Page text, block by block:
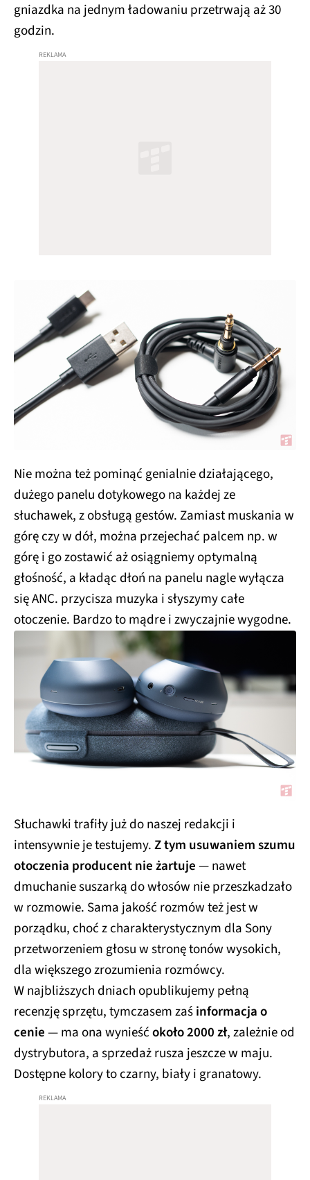
gniazdka na jednym ładowaniu przetrwają aż 30
godzin.
Nie można też pominąć genialnie działającego,
dużego panelu dotykowego na każdej ze
słuchawek, z obsługą gestów. Zamiast muskania w
górę czy w dół, można przejechać palcem np. w
górę i go zostawić aż osiągniemy optymalną
głośność, a kładąc dłoń na panelu nagle wyłącza
się ANC. przycisza muzyka i słyszymy całe
otoczenie. Bardzo to mądre i zwyczajnie wygodne.
Słuchawki trafiły już do naszej redakcji i
intensywnie je testujemy.Z tym usuwaniem szumu
otoczenia producent nie żartuje— nawet
dmuchanie suszarką do włosów nie przeszkadzało
w rozmowie. Sama jakość rozmów też jest w
porządku, choć z charakterystycznym dla Sony
przetworzeniem głosu w stronę tonów wysokich,
dla większego zrozumienia rozmówcy.
W najbliższych dniach opublikujemy pełną
recenzję sprzętu, tymczasem zaśinformacja o
cenie— ma ona wynieśćokoło 2000 zł, zależnie od
dystrybutora, a sprzedaż rusza jeszcze w maju.
Dostępne kolory to czarny, biały i granatowy.